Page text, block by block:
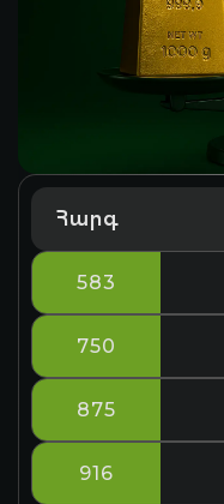
Հարգ
583
750
875
916